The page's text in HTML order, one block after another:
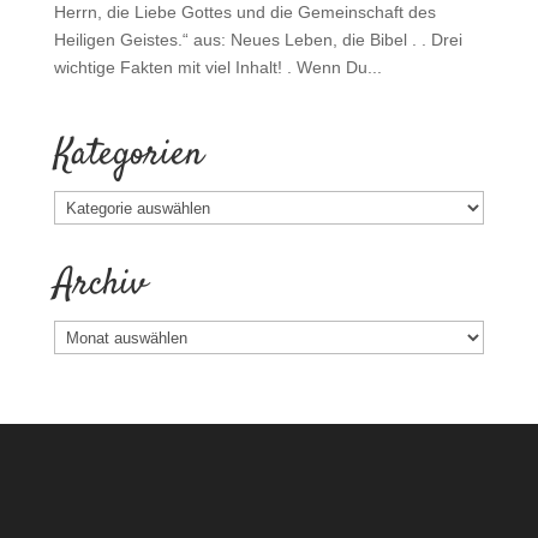
Herrn, die Liebe Gottes und die Gemeinschaft des
Heiligen Geistes.“ aus: Neues Leben, die Bibel . . Drei
wichtige Fakten mit viel Inhalt! . Wenn Du...
Kategorien
Kategorien
Archiv
Archiv